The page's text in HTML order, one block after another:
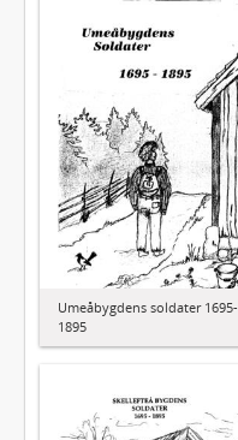
Umeåbygdens soldater 1695-
1895